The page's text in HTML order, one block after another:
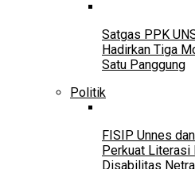
Satgas PPK
Hadirkan Tiga
Satu Panggung
Politik
FISIP Unnes
Perkuat
Disabilitas